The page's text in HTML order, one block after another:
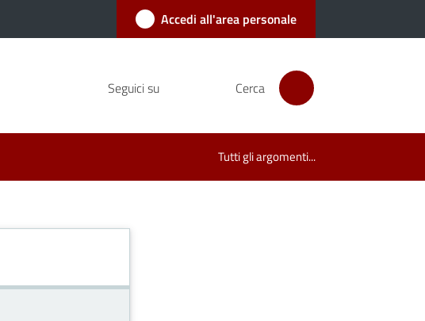
Accedi all'area personale
Seguici su Cerca
Tutti gli argomenti...